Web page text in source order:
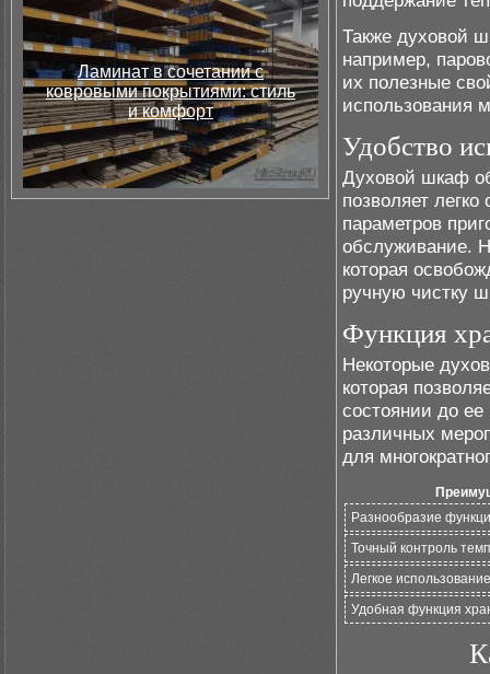
Ламинат в сочетании с
ковровыми покрытиями: стиль
и комфорт
Также духовой
например,
их полезные
использования
Удобство
Духовой шкаф
позволяет
параметров
обслуживание.
которая
ручную чистку
Функция
Некоторые
которая
состоянии до
различных
для
Разнообразие
Точный контроль
Легкое
Удобная функция